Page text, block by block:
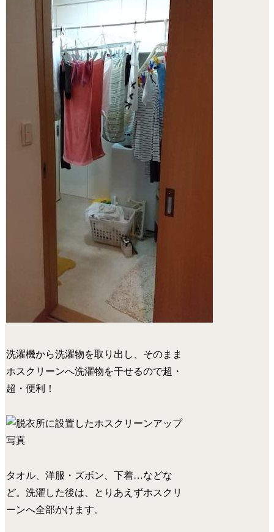
洗濯機から洗濯物を取り出し、そのまま
ホスクリーンへ洗濯物を干せるので超・
超・便利！
タオル、洋服・ズボン、下着…などな
ど。洗濯した後は、とりあえずホスクリ
ーンへ全部かけます。